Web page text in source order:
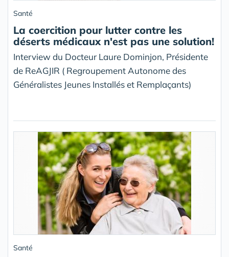
Santé
La coercition pour lutter contre les
déserts médicaux n'est pas une solution!
Interview du Docteur Laure Dominjon, Présidente
de ReAGJIR ( Regroupement Autonome des
Généralistes Jeunes Installés et Remplaçants)
Santé